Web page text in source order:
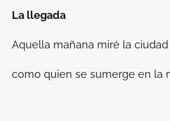
La llegada
Aquella mañana miré la ciudad
como quien se sumerge en la